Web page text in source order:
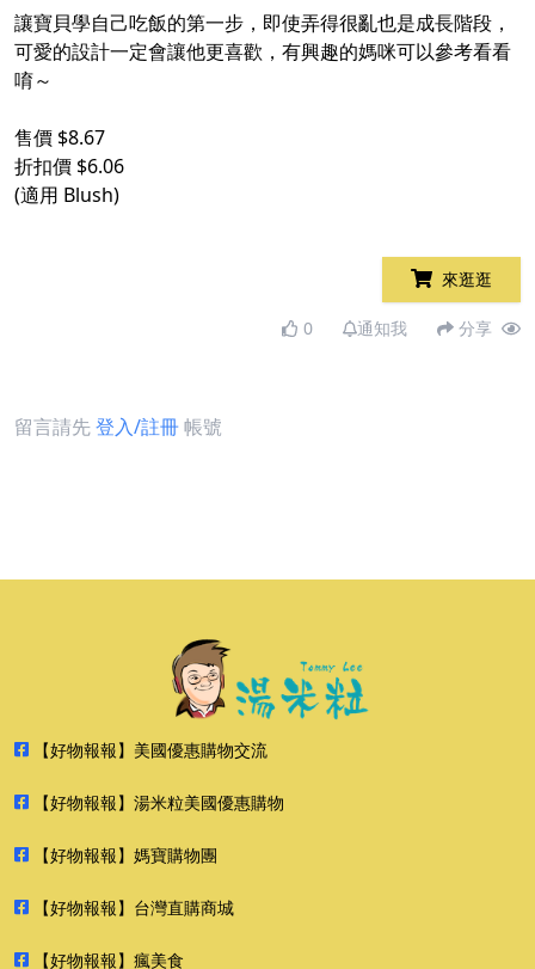
讓寶貝學自己吃飯的第一步，即使弄得很亂也是成長階段，
可愛的設計一定會讓他更喜歡，有興趣的媽咪可以參考看看
唷～
售價 $8.67
折扣價 $6.06
(適用 Blush)
來逛逛
0 通知我 分享
留言請先登入/註冊帳號
【好物報報】美國優惠購物交流
【好物報報】湯米粒美國優惠購物
【好物報報】媽寶購物團
【好物報報】台灣直購商城
【好物報報】瘋美食